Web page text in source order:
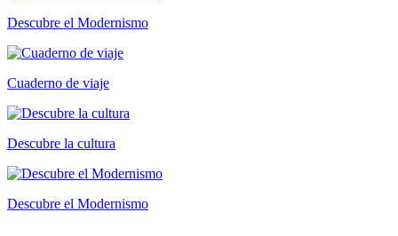
Descubre el Modernismo
Cuaderno de viaje
Descubre la cultura
Descubre el Modernismo